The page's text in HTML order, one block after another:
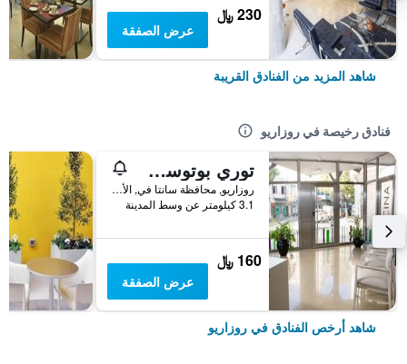
230 ﷼
عرض الصفقة
شاهد المزيد من الفنادق القريبة
فنادق رخيصة في روزاريو
توري بوتوسي ديبارتامينتوس
روزاريو, محافظة سانتا في, الأرجنتين
3.1 كيلومتر عن وسط المدينة
160 ﷼
عرض الصفقة
شاهد أرخص الفنادق في روزاريو